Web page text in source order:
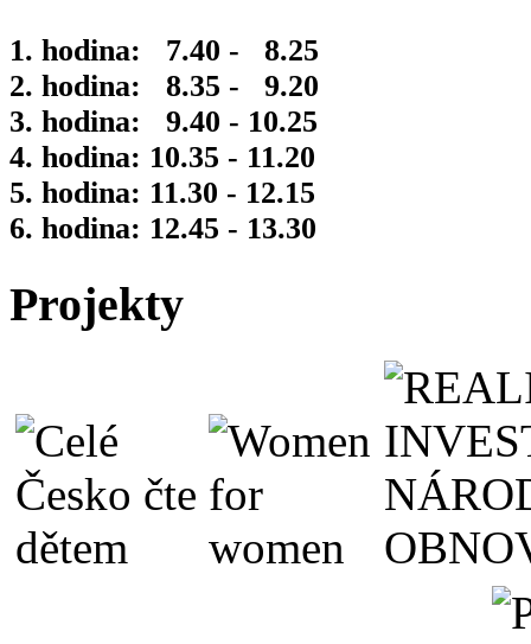
1. hodina: 7.40 - 8.25
2. hodina: 8.35 - 9.20
3. hodina: 9.40 - 10.25
4. hodina: 10.35 - 11.20
5. hodina: 11.30 - 12.15
6. hodina: 12.45 - 13.30
Projekty